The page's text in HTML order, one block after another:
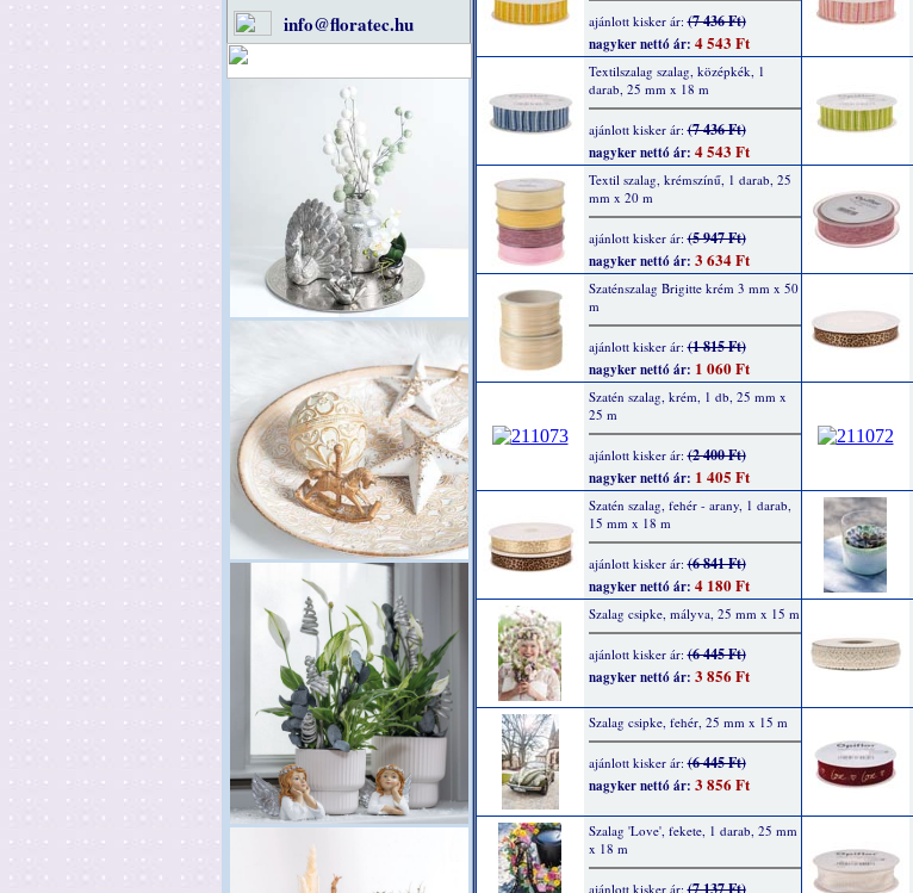
info@floratec.hu ajánlott kisker ár:(7 436 Ft)
nagyker nettó ár: 4 543 Ft
Textilszalag szalag, középkék, 1
darab, 25 mm x 18 m
ajánlott kisker ár:(7 436 Ft)
nagyker nettó ár: 4 543 Ft
Textil szalag, krémszínű, 1 darab, 25
mm x 20 m
ajánlott kisker ár:(5 947 Ft)
nagyker nettó ár: 3 634 Ft
Szaténszalag Brigitte krém 3 mm x 50
m
ajánlott kisker ár:(1 815 Ft)
nagyker nettó ár: 1 060 Ft
Szatén szalag, krém, 1 db, 25 mm x
25 m
ajánlott kisker ár:(2 400 Ft)
nagyker nettó ár: 1 405 Ft
Szatén szalag, fehér - arany, 1 darab,
15 mm x 18 m
ajánlott kisker ár:(6 841 Ft)
nagyker nettó ár: 4 180 Ft
Szalag csipke, mályva, 25 mm x 15 m
ajánlott kisker ár:(6 445 Ft)
nagyker nettó ár: 3 856 Ft
Szalag csipke, fehér, 25 mm x 15 m
ajánlott kisker ár:(6 445 Ft)
nagyker nettó ár: 3 856 Ft
Szalag 'Love', fekete, 1 darab, 25 mm
x 18 m
ajánlott kisker ár:(7 137 Ft)